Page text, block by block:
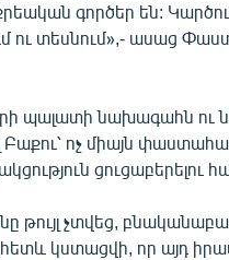
գործեր են:
ու տեսնում»,- ասաց
պալատի նախագահն ու
Բաքու՝ ոչ միայն
ցուցաբերելու
թույլ չտվեց,
կստացվի, որ այդ